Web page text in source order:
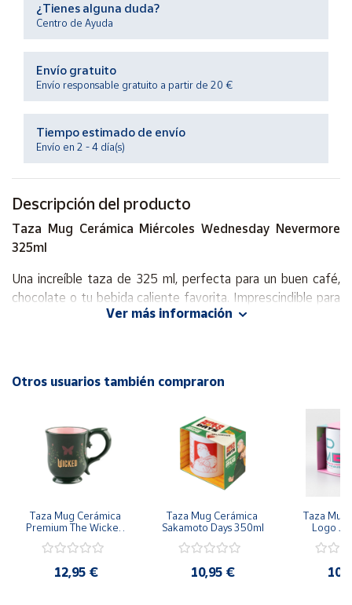
Centro
de ayuda
Contacto
Vendedores
Mapa de
vendedores
vendedor
Área
vendedor
Cuenta
Península
Baleares
Melilla
¿Tienes alguna duda?
Centro de Ayuda
Envío gratuito
Envío responsable gratuito a partir de 20 €
Tiempo estimado de envío
Envío en 2 - 4 día(s)
Descripción del producto
Taza Mug Cerámica Miércoles Wednesday Nevermore
325ml
Una increíble taza de 325 ml, perfecta para un buen café,
chocolate o tu bebida caliente favorita. Imprescindible para
todo buen friki de su temática favorita.
que te rodean.
Medidas:325 ml
Presentación:
Envío: Sabemos que lo esperas con impaciencia, no te
preocupes, embalamos y protegemos con todo nuestro
cariño, para que lo disfrutes.
Ver más información
Otros usuarios también compraron
Taza Mug Cerámica
Premium The Wicked
12,95 €
Taza Mug Cerámica
Sakamoto Days 350ml
10,95 €
Taza Mug
Logo